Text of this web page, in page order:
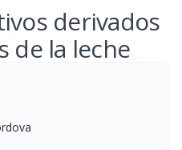
derivados
de la leche